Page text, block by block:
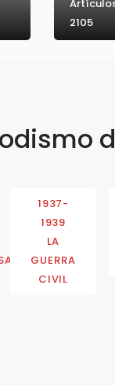
2105
1937-
1939
LA
GUERRA
CIVIL